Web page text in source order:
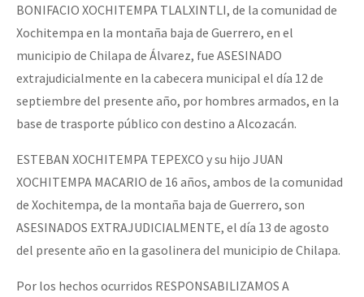
BONIFACIO XOCHITEMPA TLALXINTLI, de la comunidad de
Xochitempa en la montaña baja de Guerrero, en el
municipio de Chilapa de Álvarez, fue ASESINADO
extrajudicialmente en la cabecera municipal el día 12 de
septiembre del presente año, por hombres armados, en la
base de trasporte público con destino a Alcozacán.
ESTEBAN XOCHITEMPA TEPEXCO y su hijo JUAN
XOCHITEMPA MACARIO de 16 años, ambos de la comunidad
de Xochitempa, de la montaña baja de Guerrero, son
ASESINADOS EXTRAJUDICIALMENTE, el día 13 de agosto
del presente año en la gasolinera del municipio de Chilapa.
Por los hechos ocurridos RESPONSABILIZAMOS A